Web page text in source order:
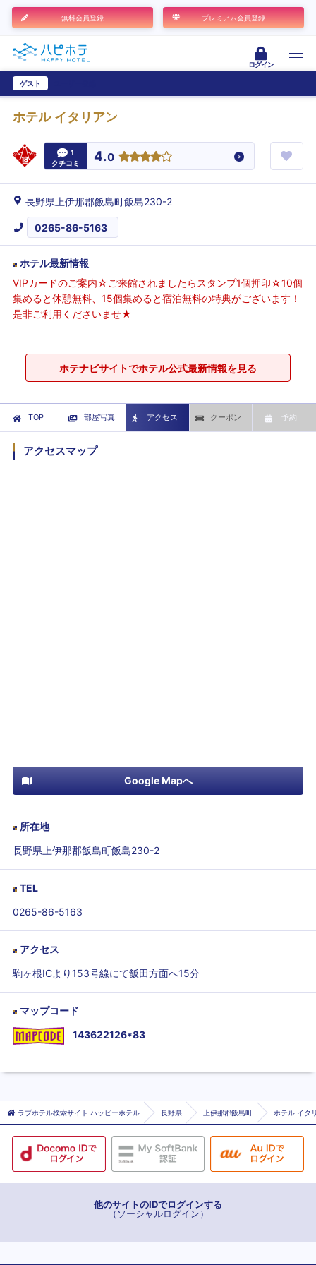
無料会員登録 プレミアム会員登録
ログイン
ゲスト
ホテル イタリアン
1
クチコミ
4.0
長野県上伊那郡飯島町飯島230-2
0265-86-5163
ホテル最新情報
VIPカードのご案内☆ご来館されましたらスタンプ1個押印☆10個
集めると休憩無料、15個集めると宿泊無料の特典がございます！
是非ご利用くださいませ★
ホテナビサイトでホテル公式最新情報を見る
TOP 部屋写真 アクセス クーポン 予約
アクセスマップ
Google Mapへ
所在地
長野県上伊那郡飯島町飯島230-2
TEL
0265-86-5163
アクセス
駒ヶ根ICより153号線にて飯田方面へ15分
マップコード
143622126*83
ラブホテル検索サイト ハッピーホテル 長野県 上伊那郡飯島町 ホテル イタ
他のサイトのIDでログインする
（ソーシャルログイン）